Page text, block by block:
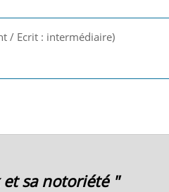
/ Ecrit : intermédiaire)
et sa notoriété "